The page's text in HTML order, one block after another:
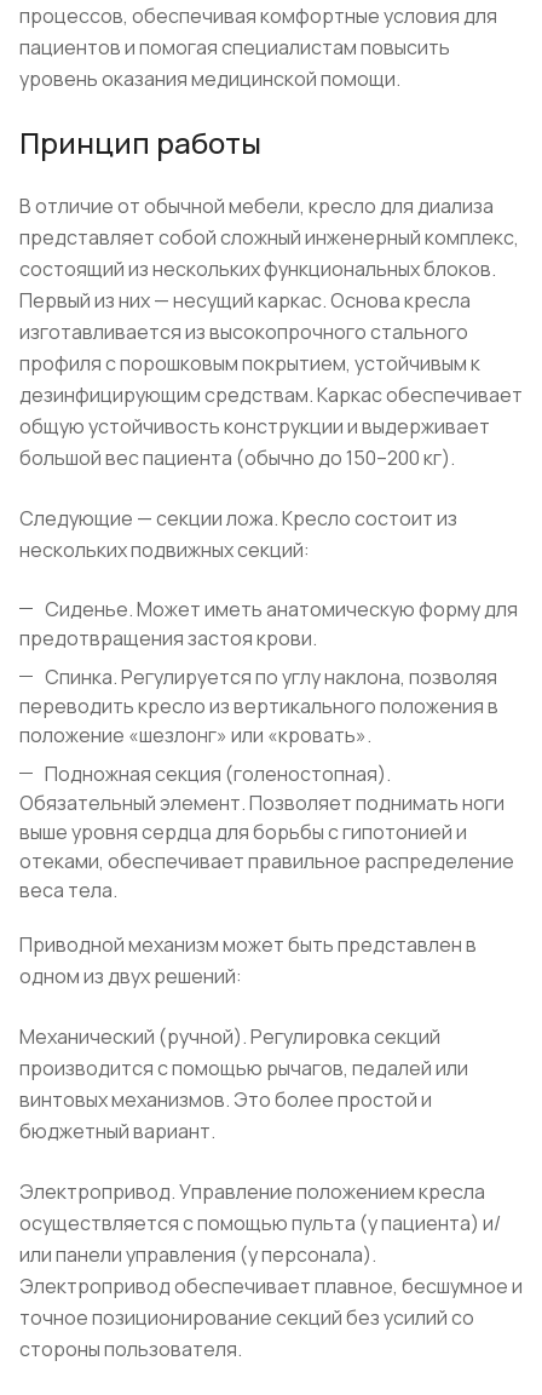
процессов, обеспечивая комфортные условия для
пациентов и помогая специалистам повысить
уровень оказания медицинской помощи.
Принцип работы
В отличие от обычной мебели, кресло для диализа
представляет собой сложный инженерный комплекс,
состоящий из нескольких функциональных блоков.
Первый из них — несущий каркас. Основа кресла
изготавливается из высокопрочного стального
профиля с порошковым покрытием, устойчивым к
дезинфицирующим средствам. Каркас обеспечивает
общую устойчивость конструкции и выдерживает
большой вес пациента (обычно до 150–200 кг).
Следующие — секции ложа. Кресло состоит из
нескольких подвижных секций:
Сиденье. Может иметь анатомическую форму для
предотвращения застоя крови.
Спинка. Регулируется по углу наклона, позволяя
переводить кресло из вертикального положения в
положение «шезлонг» или «кровать».
Подножная секция (голеностопная).
Обязательный элемент. Позволяет поднимать ноги
выше уровня сердца для борьбы с гипотонией и
отеками, обеспечивает правильное распределение
веса тела.
Приводной механизм может быть представлен в
одном из двух решений:
Механический (ручной). Регулировка секций
производится с помощью рычагов, педалей или
винтовых механизмов. Это более простой и
бюджетный вариант.
Электропривод. Управление положением кресла
осуществляется с помощью пульта (у пациента) и/
или панели управления (у персонала).
Электропривод обеспечивает плавное, бесшумное и
точное позиционирование секций без усилий со
стороны пользователя.